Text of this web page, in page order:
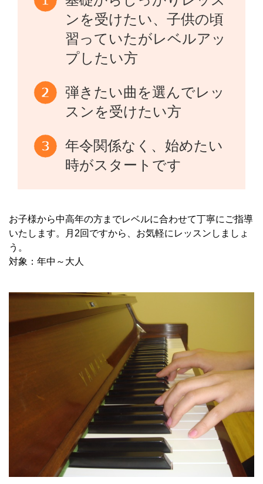
ンを受けたい、子供の頃
習っていたがレベルアッ
プしたい方
弾きたい曲を選んでレッ
スンを受けたい方
年令関係なく、始めたい
時がスタートです
お子様から中高年の方までレベルに合わせて丁寧にご指導
いたします。月2回ですから、お気軽にレッスンしましょ
う。
対象：年中～大人